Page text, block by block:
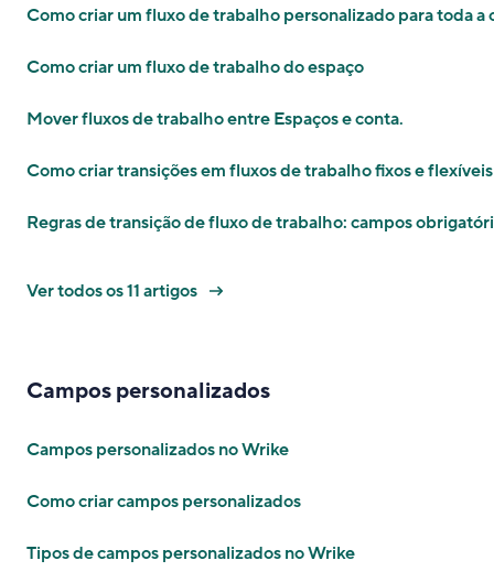
Como criar um fluxo de trabalho personalizado para toda a
Como criar um fluxo de trabalho do espaço
Mover fluxos de trabalho entre Espaços e conta​.
Como criar transições em fluxos de trabalho fixos e flexíveis
Regras de transição de fluxo de trabalho: campos
Ver todos os 11 artigos
Campos personalizados
Campos personalizados no Wrike
Como criar campos personalizados
Tipos de campos personalizados no Wrike